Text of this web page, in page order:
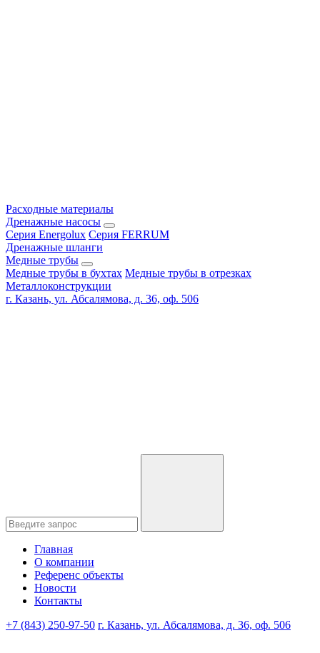
Расходные материалы
Дренажные насосы
Серия Energolux Серия FERRUM
Дренажные шланги
Медные трубы
Медные трубы в бухтах Медные трубы в отрезках
Металлоконструкции
г. Казань, ул. Абсалямова, д. 36, оф. 506
Главная
О компании
Референс объекты
Новости
Контакты
+7 (843) 250-97-50 г. Казань, ул. Абсалямова, д. 36, оф. 506